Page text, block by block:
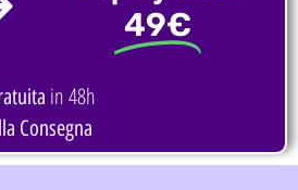
49€
in 48h
Consegna